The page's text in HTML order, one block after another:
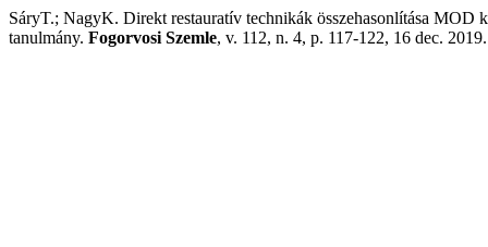
SáryT.; NagyK. Direkt restauratív technikák összehasonlítása MOD
tanulmány. Fogorvosi Szemle, v. 112, n. 4, p. 117-122, 16 dec. 2019.